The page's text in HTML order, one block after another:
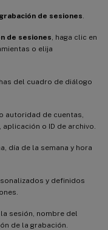
de sesiones
de sesiones , haga clic en
o elija
del cuadro de diálogo
autoridad de cuentas,
o ID de archivo.
día de la semana y hora
y definidos
sesión, nombre del
de la grabación.